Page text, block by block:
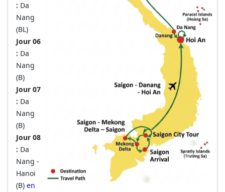
: Da
Nang
(BL)
Jour 06
: Da
Nang
(B)
Jour 07
: Da
Nang
(B)
Jour 08
: Da
Nang -
Hanoi
(B) en